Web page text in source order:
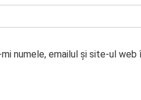
numele, emailul și site-ul